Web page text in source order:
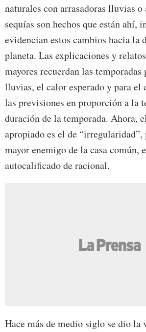
naturales con arrasadoras lluvias o
sequías son hechos que están ahí,
evidencian estos cambios hacia la
planeta. Las explicaciones y
mayores recuerdan las temporadas
lluvias, el calor esperado y para el
las previsiones en proporción a la
duración de la temporada. Ahora,
apropiado es el de “irregularidad”,
mayor enemigo de la casa común,
autocalificado de racional.
Hace más de medio siglo se dio la